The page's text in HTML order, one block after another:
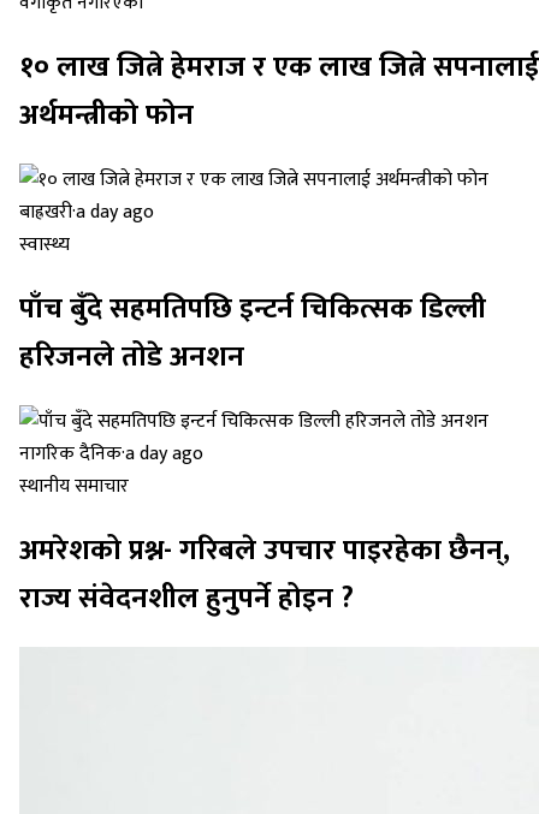
१० लाख जित्ने हेमराज र एक लाख जित्ने सपनालाई
अर्थमन्त्रीको फोन
बाह्रखरी·a day ago
स्वास्थ्य
पाँच बुँदे सहमतिपछि इन्टर्न चिकित्सक डिल्ली
हरिजनले तोडे अनशन
नागरिक दैनिक·a day ago
स्थानीय समाचार
अमरेशको प्रश्न- गरिबले उपचार पाइरहेका छैनन्,
राज्य संवेदनशील हुनुपर्ने होइन ?